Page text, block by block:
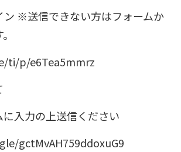
ン ※送信できない方はフォームか
ti/p/e6Tea5mmrz
入力の上送信ください
gctMvAH759ddoxuG9